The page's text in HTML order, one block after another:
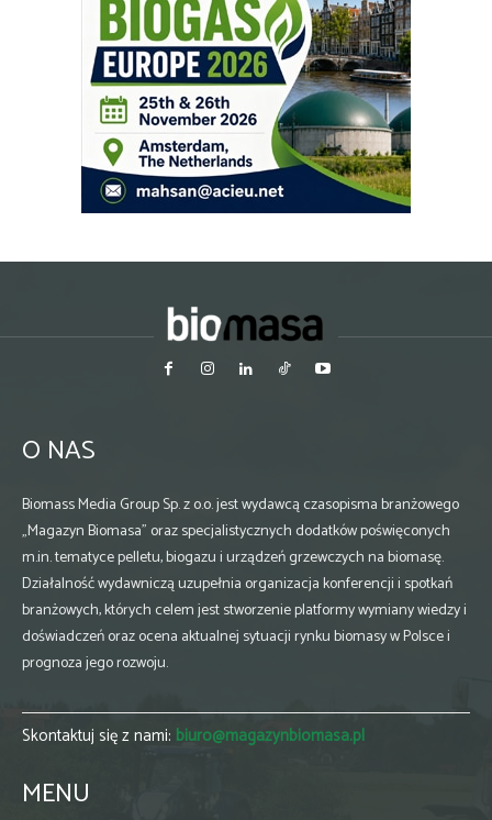
O NAS
Biomass Media Group Sp. z o.o. jest wydawcą czasopisma branżowego
„Magazyn Biomasa” oraz specjalistycznych dodatków poświęconych
m.in. tematyce pelletu, biogazu i urządzeń grzewczych na biomasę.
Działalność wydawniczą uzupełnia organizacja konferencji i spotkań
branżowych, których celem jest stworzenie platformy wymiany wiedzy i
doświadczeń oraz ocena aktualnej sytuacji rynku biomasy w Polsce i
prognoza jego rozwoju.
Skontaktuj się z nami: biuro@magazynbiomasa.pl
MENU